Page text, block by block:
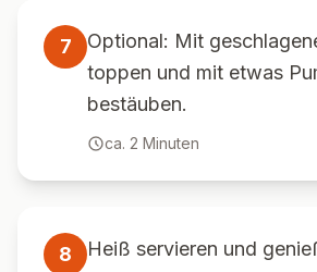
7
Optional: Mit
toppen und mit etwas
bestäuben.
ca. 2 Minuten
8 Heiß servieren und